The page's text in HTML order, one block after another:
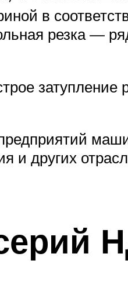
в
резка —
затупление
и других